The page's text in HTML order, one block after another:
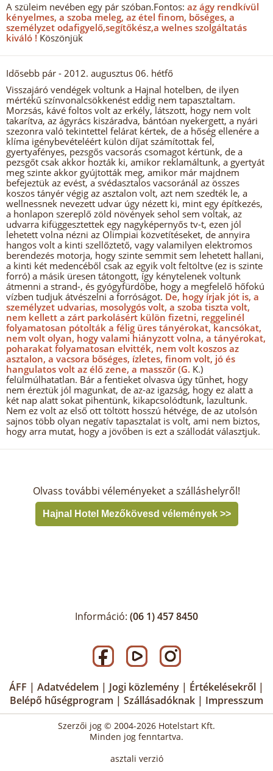
A szüleim nevében egy pár szóban.Fontos: az ágy rendkívül
kényelmes, a szoba meleg, az étel finom, bőséges, a
személyzet odafigyelő,segítőkész,a welnes szolgáltatás
kiváló ! Köszönjük
Idősebb pár - 2012. augusztus 06. hétfő
Visszajáró vendégek voltunk a Hajnal hotelben, de ilyen
mértékű színvonalcsökkenést eddig nem tapasztaltam.
Morzsás, kávé foltos volt az erkély, látszott, hogy nem volt
takarítva, az ágyrács kiszáradva, bántóan nyekergett, a nyári
szezonra való tekintettel felárat kértek, de a hőség ellenére a
klíma igénybevételéért külön díjat számítottak fel,
gyertyafényes, pezsgős vacsorás csomagot kértünk, de a
pezsgőt csak akkor hozták ki, amikor reklamáltunk, a gyertyát
meg szinte akkor gyújtották meg, amikor már majdnem
befejeztük az evést, a svédasztalos vacsoránál az összes
koszos tányér végig az asztalon volt, azt nem szedték le, a
wellnessnek nevezett udvar úgy nézett ki, mint egy építkezés,
a honlapon szereplő zöld növények sehol sem voltak, az
udvarra kifüggesztettek egy nagyképernyős tv-t, ezen jól
lehetett volna nézni az Olimpiai közvetítéseket, de annyira
hangos volt a kinti szellőztető, vagy valamilyen elektromos
berendezés motorja, hogy szinte semmit sem lehetett hallani,
a kinti két medencéből csak az egyik volt feltöltve (ez is szinte
forró) a másik üresen tátongott, így kénytelenek voltunk
átmenni a strand-, és gyógyfürdőbe, hogy a megfelelő hőfokú
vízben tudjuk átvészelni a forróságot. De, hogy írjak jót is, a
személyzet udvarias, mosolygós volt, a szoba tiszta volt,
nem kellett a zárt parkolásért külön fizetni, reggelinél
folyamatosan pótolták a félig üres tányérokat, kancsókat,
nem volt olyan, hogy valami hiányzott volna, a tányérokat,
poharakat folyamatosan elvitték, nem volt koszos az
asztalon, a vacsora bőséges, ízletes, finom volt, jó és
hangulatos volt az élő zene, a masszőr (G. K.)
felülmúlhatatlan. Bár a fentieket olvasva úgy tűnhet, hogy
nem éreztük jól magunkat, de az-az igazság, hogy ez alatt a
két nap alatt sokat pihentünk, kikapcsolódtunk, lazultunk.
Nem ez volt az első ott töltött hosszú hétvége, de az utolsón
sajnos több olyan negatív tapasztalat is volt, ami nem biztos,
hogy arra mutat, hogy a jövőben is ezt a szállodát választjuk.
Olvass további véleményeket a szálláshelyről!
Hajnal Hotel Mezőkövesd vélemények >>
Információ: (06 1) 457 8450
ÁFF | Adatvédelem | Jogi közlemény | Értékelésekről |
Belépő hűségprogram | Szállásadóknak | Impresszum
Szerzői jog © 2004-2026 Hotelstart Kft.
Minden jog fenntartva.
asztali verzió